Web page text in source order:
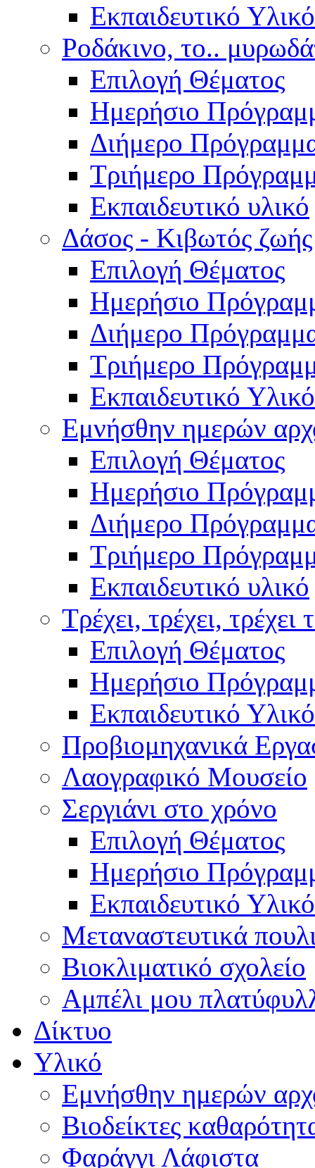
Εκπαιδευτικό Υλικό
Ροδάκινο, το..
Επιλογή Θέματος
Ημερήσιο
Διήμερο
Τριήμερο
Εκπαιδευτικό υλικό
Δάσος - Κιβωτός ζωής
Επιλογή Θέματος
Ημερήσιο
Διήμερο
Τριήμερο
Εκπαιδευτικό Υλικό
Εμνήσθην ημερών
Επιλογή Θέματος
Ημερήσιο
Διήμερο
Τριήμερο
Εκπαιδευτικό υλικό
Τρέχει, τρέχει, τρέχει
Επιλογή Θέματος
Ημερήσιο
Εκπαιδευτικό Υλικό
Προβιομηχανικά
Λαογραφικό Μουσείο
Σεργιάνι στο χρόνο
Επιλογή Θέματος
Ημερήσιο
Εκπαιδευτικό Υλικό
Μεταναστευτικά
Βιοκλιματικό σχολείο
Αμπέλι μου
Δίκτυο
Υλικό
Εμνήσθην ημερών
Βιοδείκτες
Φαράγγι Λάφιστα